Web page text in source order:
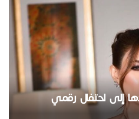
إلى احتفال رقمي